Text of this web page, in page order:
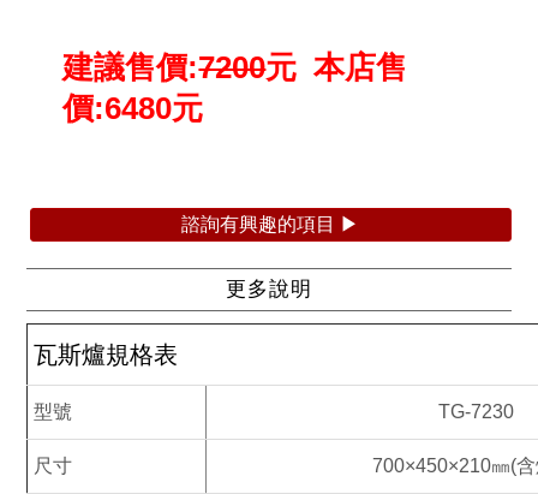
建議售價:7200元 本店售
價:6480元
諮詢有興趣的項目 ▶
更多說明
瓦斯爐規格表
型號 TG-7230
尺寸 700×450×210㎜(